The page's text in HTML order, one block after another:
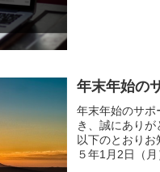
年末年始の
年末年始のサポ
き、誠にありが
以下のとおり
５年1月2日（